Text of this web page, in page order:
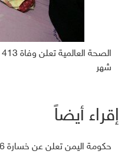
شهر
إقراء أيضاً
حكومة اليمن تعلن عن خسارة 126 مليار دولار بسبب الحرب